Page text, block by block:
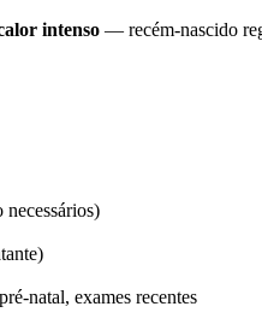
intenso — recém-nascido
necessários)
natal, exames recentes